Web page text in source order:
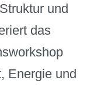
und
das
Energie und